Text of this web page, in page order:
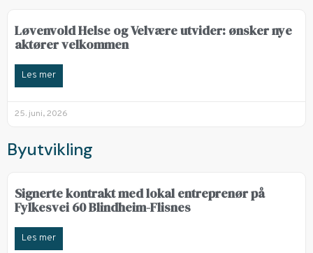
Løvenvold Helse og Velvære utvider: ønsker nye
aktører velkommen
Les mer
25. juni, 2026
Byutvikling
Signerte kontrakt med lokal entreprenør på
Fylkesvei 60 Blindheim-Flisnes
Les mer